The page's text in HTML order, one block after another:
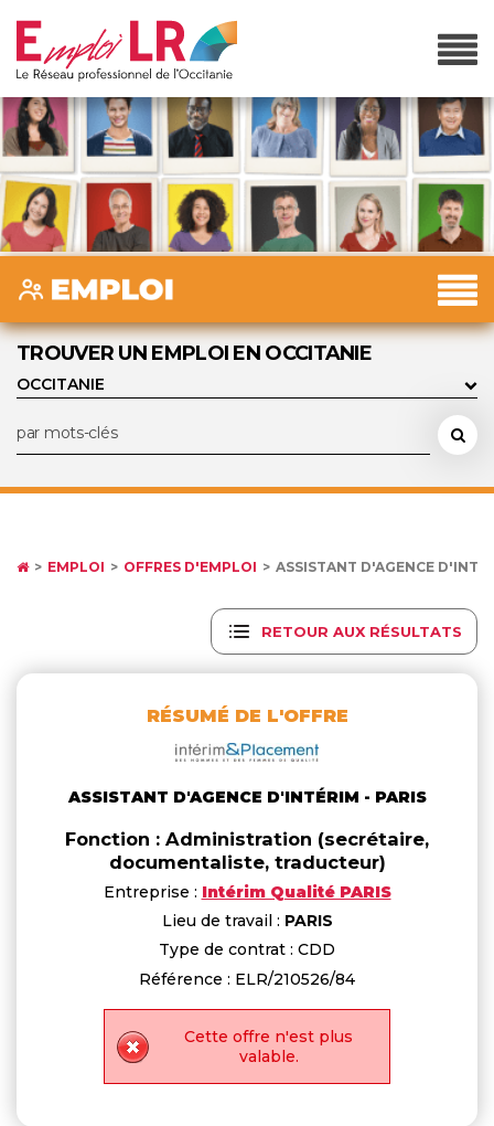
TROUVER UN EMPLOI EN OCCITANIE
EMPLOI OFFRES D'EMPLOI ASSISTANT D'AGENCE
RETOUR AUX RÉSULTATS
RÉSUMÉ DE L'OFFRE
ASSISTANT D'AGENCE D'INTÉRIM - PARIS
Fonction : Administration (secrétaire,
documentaliste, traducteur)
Entreprise : Intérim Qualité PARIS
Lieu de travail : PARIS
Type de contrat : CDD
Référence : ELR/210526/84
Cette offre n'est plus
valable.